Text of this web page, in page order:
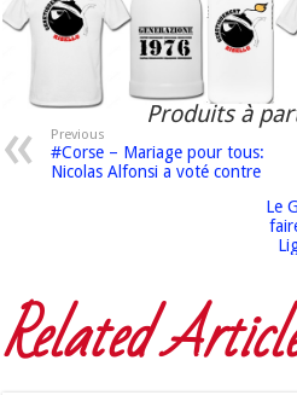
Produits à
Previous
#Corse – Mariage pour tous:
Nicolas Alfonsi a voté contre
Le
Related